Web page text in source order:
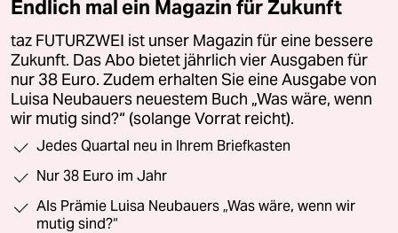
Endlich mal ein Magazin für Zukunft
taz FUTURZWEI ist unser Magazin für eine bessere
Zukunft. Das Abo bietet jährlich vier Ausgaben für
nur 38 Euro. Zudem erhalten Sie eine Ausgabe von
Luisa Neubauers neuestem Buch „Was wäre, wenn
wir mutig sind?“ (solange Vorrat reicht).
Jedes Quartal neu in Ihrem Briefkasten
Nur 38 Euro im Jahr
Als Prämie Luisa Neubauers „Was wäre, wenn wir
mutig sind?“